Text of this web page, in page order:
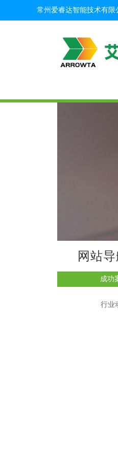
常州爱睿达智能技术有限
网站
成功
行业